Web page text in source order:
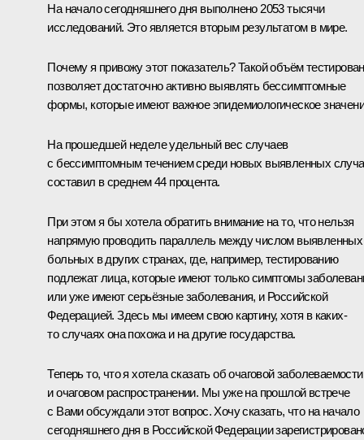
На начало сегодняшнего дня выполнено 2053 тысячи
исследований. Это является вторым результатом в мире.
Почему я привожу этот показатель? Такой объём
позволяет достаточно активно выявлять бессимптомные
формы, которые имеют важное эпидемиологическое
На прошедшей неделе удельный вес случаев
с бессимптомным течением среди новых выявленных
составил в среднем 44 процента.
При этом я бы хотела обратить внимание на то, что нельзя
напрямую проводить параллель между числом выявленных
больных в других странах, где, например, тестированию
подлежат лица, которые имеют только симптомы
или уже имеют серьёзные заболевания, и Российской
Федерацией. Здесь мы имеем свою картину, хотя в каких-
то случаях она похожа и на другие государства.
Теперь то, что я хотела сказать об очаговой заболеваемости
и очаговом распространении. Мы уже на прошлой встрече
с Вами обсуждали этот вопрос. Хочу сказать, что на начало
сегодняшнего дня в Российской Федерации